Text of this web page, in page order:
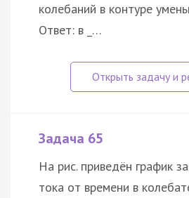
колебаний в контуре
Ответ: в _…
Задача 65
На рис. приведён график
тока от времени в